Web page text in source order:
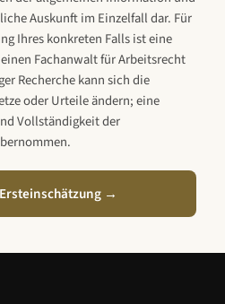
Auskunft im Einzelfall dar. Für
Ihres konkreten Falls ist eine
Fachanwalt für Arbeitsrecht
Recherche kann sich die
oder Urteile ändern; eine
Vollständigkeit der
→